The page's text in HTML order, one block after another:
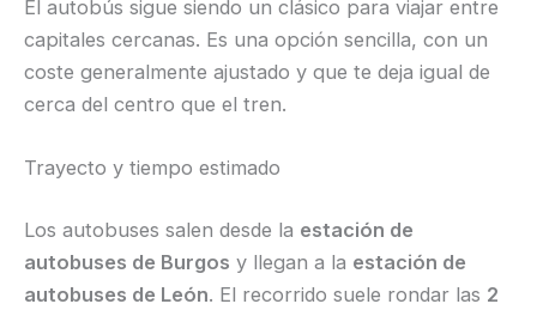
El autobús sigue siendo un clásico para viajar entre
capitales cercanas. Es una opción sencilla, con un
coste generalmente ajustado y que te deja igual de
cerca del centro que el tren.
Trayecto y tiempo estimado
Los autobuses salen desde la estación de
autobuses de Burgos y llegan a la estación de
autobuses de León. El recorrido suele rondar las 2